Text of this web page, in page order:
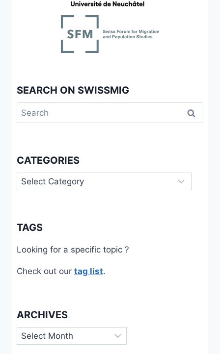
SEARCH ON SWISSMIG
Search
for:
CATEGORIES
Categories
TAGS
Looking for a specific topic ?
Check out our tag list.
ARCHIVES
Archives